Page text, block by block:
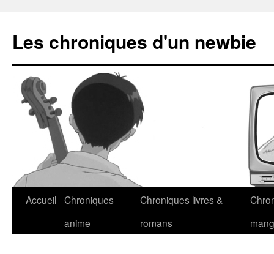
Les chroniques d'un newbie
Accueil Chroniques
anime
Chroniques livres &
romans